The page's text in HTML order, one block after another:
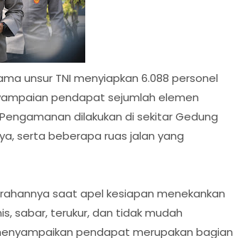
unsur TNI menyiapkan 6.088 personel
pendapat sejumlah elemen
dilakukan di sekitar Gedung
serta beberapa ruas jalan yang
saat apel kesiapan menekankan
sabar, terukur, dan tidak mudah
pendapat merupakan bagian